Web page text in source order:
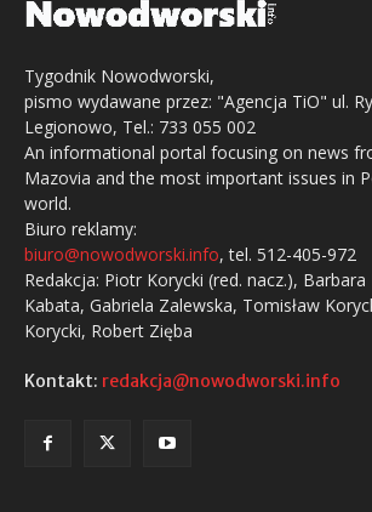
Tygodnik Nowodworski,
pismo wydawane przez: "Agencja TiO" ul.
Legionowo, Tel.: 733 055 002
An informational portal focusing on news
Mazovia and the most important issues in
world.
Biuro reklamy:
biuro@nowodworski.info, tel. 512-405-972
Redakcja: Piotr Korycki (red. nacz.),
Kabata, Gabriela Zalewska, Tomisław
Korycki, Robert Zięba
Kontakt: redakcja@nowodworski.info